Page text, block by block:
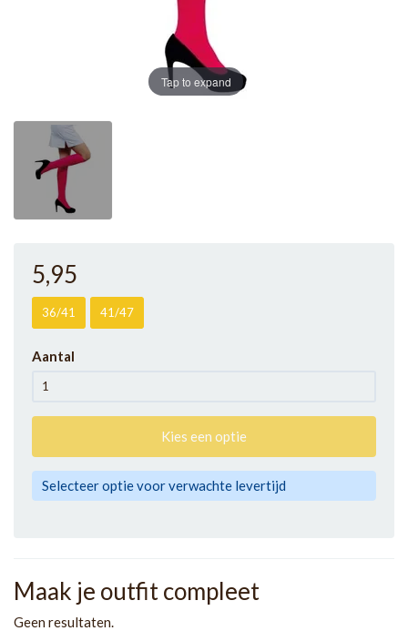
Tap to expand
5,95
36/41 41/47
Aantal
Kies een optie
Selecteer optie voor verwachte levertijd
Maak je outfit compleet
Geen resultaten.